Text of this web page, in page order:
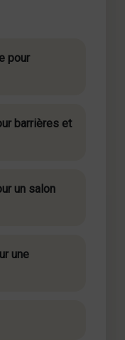
pour
barrières et
un salon
une